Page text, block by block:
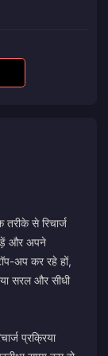
से रिचार्ज
और अपने
अप कर रहे हों,
सरल और सीधी
प्रक्रिया